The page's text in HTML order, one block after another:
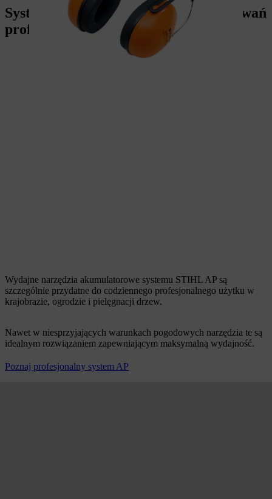
System STIHL AP: Idealna do zastosowań
profesjonalnych
Wydajne narzędzia akumulatorowe systemu STIHL AP są
szczególnie przydatne do codziennego profesjonalnego użytku w
krajobrazie, ogrodzie i pielęgnacji drzew.
Nawet w niesprzyjających warunkach pogodowych narzędzia te są
idealnym rozwiązaniem zapewniającym maksymalną wydajność.
Poznaj profesjonalny system AP